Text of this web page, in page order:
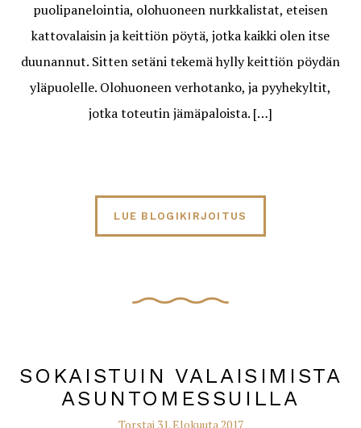
puolipanelointia, olohuoneen nurkkalistat, eteisen
kattovalaisin ja keittiön pöytä, jotka kaikki olen itse
duunannut. Sitten setäni tekemä hylly keittiön pöydän
yläpuolelle. Olohuoneen verhotanko, ja pyyhekyltit,
jotka toteutin jämäpaloista. […]
LUE BLOGIKIRJOITUS
SOKAISTUIN VALAISIMISTA
ASUNTOMESSUILLA
Torstai 31. Elokuuta 2017